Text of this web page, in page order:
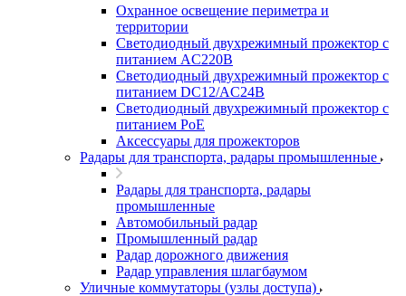
Охранное освещение периметра и
территории
Светодиодный двухрежимный прожектор с
питанием AC220В
Светодиодный двухрежимный прожектор с
питанием DC12/AC24В
Светодиодный двухрежимный прожектор с
питанием PoE
Аксессуары для прожекторов
Радары для транспорта, радары промышленные
Радары для транспорта, радары
промышленные
Автомобильный радар
Промышленный радар
Радар дорожного движения
Радар управления шлагбаумом
Уличные коммутаторы (узлы доступа)